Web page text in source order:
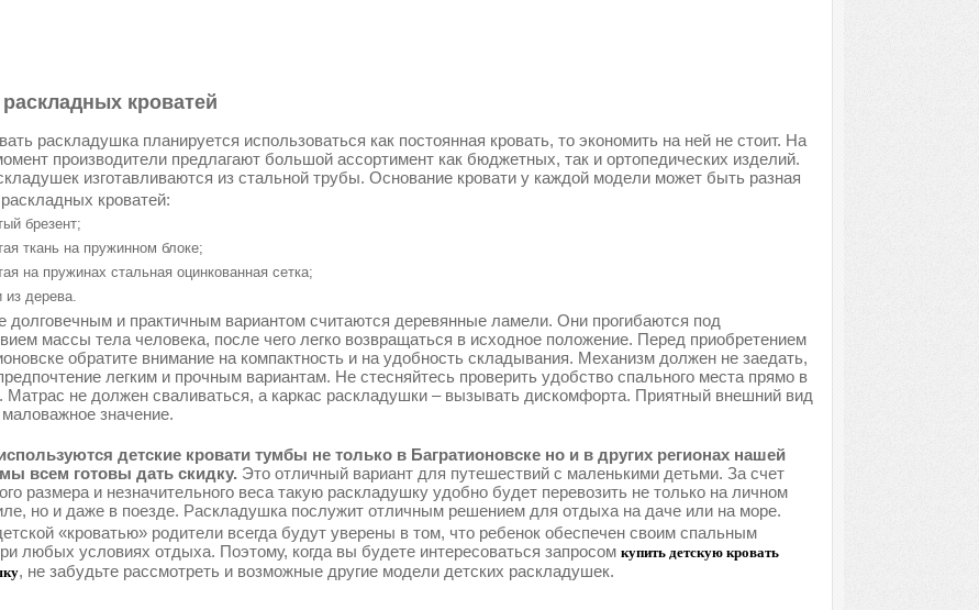
кроватей
раскладушка планируется использоваться как постоянная кровать, то экономить на ней не стоит. На
производители предлагают большой ассортимент как бюджетных, так и ортопедических изделий.
изготавливаются из стальной трубы. Основание кровати у каждой модели может быть разная
кроватей:
брезент;
ткань на пружинном блоке;
на пружинах стальная оцинкованная сетка;
из дерева.
долговечным и практичным вариантом считаются деревянные ламели. Они прогибаются под
массы тела человека, после чего легко возвращаться в исходное положение. Перед приобретением
обратите внимание на компактность и на удобность складывания. Механизм должен не заедать,
легким и прочным вариантам. Не стесняйтесь проверить удобство спального места прямо в
Матрас не должен сваливаться, а каркас раскладушки – вызывать дискомфорта. Приятный внешний вид
значение.
детские кровати тумбы не только в Багратионовске но и в других регионах нашей
всем готовы дать скидку. Это отличный вариант для путешествий с маленькими детьми. За счет
размера и незначительного веса такую раскладушку удобно будет перевозить не только на личном
но и даже в поезде. Раскладушка послужит отличным решением для отдыха на даче или на море.
«кроватью» родители всегда будут уверены в том, что ребенок обеспечен своим спальным
любых условиях отдыха. Поэтому, когда вы будете интересоваться запросом купить детскую кровать
, не забудьте рассмотреть и возможные другие модели детских раскладушек.